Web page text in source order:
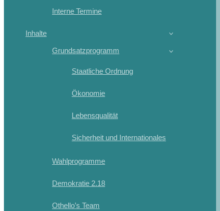
Interne Termine
Inhalte
Grundsatzprogramm
Staatliche Ordnung
Ökonomie
Lebensqualität
Sicherheit und Internationales
Wahlprogramme
Demokratie 2.18
Othello’s Team